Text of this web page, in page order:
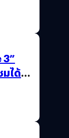
3”
มได้